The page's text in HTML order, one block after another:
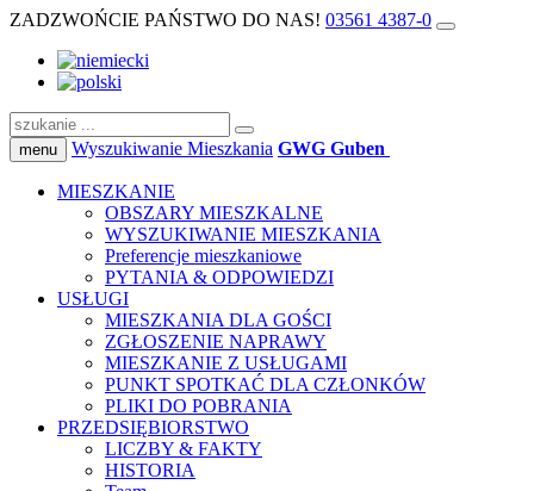
ZADZWOŃCIE PAŃSTWO DO NAS! 03561 4387-0
menu Wyszukiwanie Mieszkania GWG Guben
MIESZKANIE
OBSZARY MIESZKALNE
WYSZUKIWANIE MIESZKANIA
Preferencje mieszkaniowe
PYTANIA & ODPOWIEDZI
USŁUGI
MIESZKANIA DLA GOŚCI
ZGŁOSZENIE NAPRAWY
MIESZKANIE Z USŁUGAMI
PUNKT SPOTKAĆ DLA CZŁONKÓW
PLIKI DO POBRANIA
PRZEDSIĘBIORSTWO
LICZBY & FAKTY
HISTORIA